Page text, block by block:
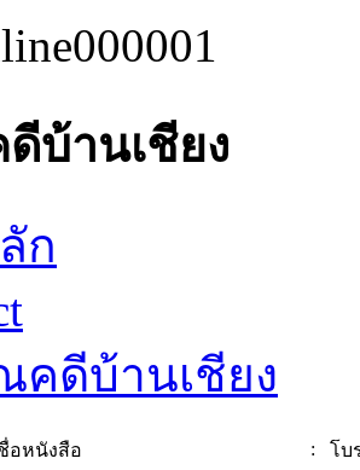
000001
บ้านเชียง
ก
คดีบ้านเชียง
อหนังสือ :
โบ